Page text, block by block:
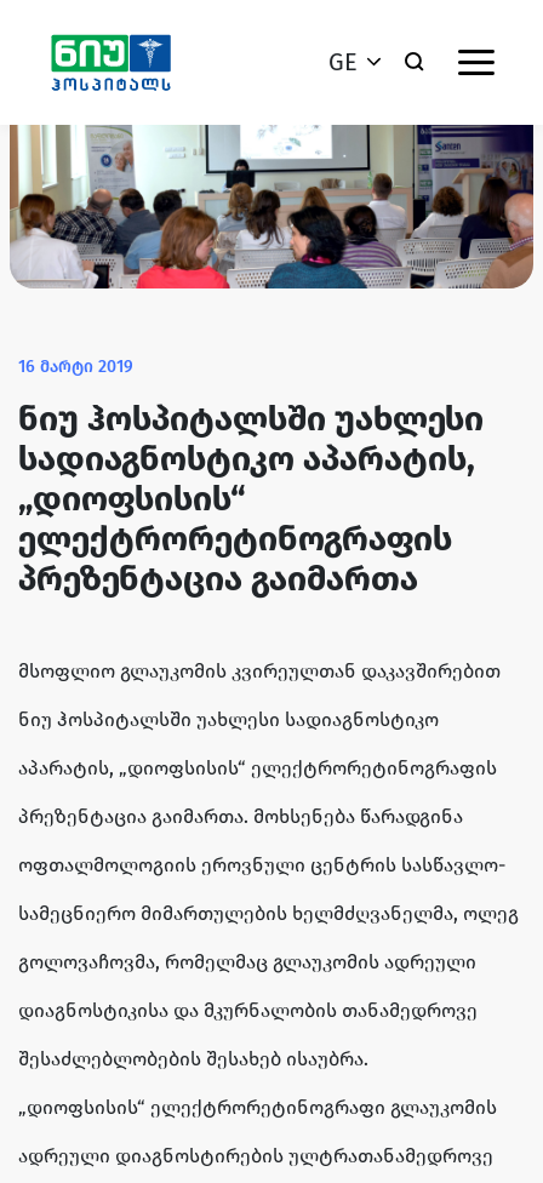
GE
16 მარტი 2019
ნიუ ჰოსპიტალსში უახლესი
სადიაგნოსტიკო აპარატის,
„დიოფსისის“
ელექტრორეტინოგრაფის
პრეზენტაცია გაიმართა
მსოფლიო გლაუკომის კვირეულთან დაკავშირებით
ნიუ ჰოსპიტალსში უახლესი სადიაგნოსტიკო
აპარატის, „დიოფსისის“ ელექტრორეტინოგრაფის
პრეზენტაცია გაიმართა. მოხსენება წარადგინა
ოფთალმოლოგიის ეროვნული ცენტრის სასწავლო-
სამეცნიერო მიმართულების ხელმძღვანელმა, ოლეგ
გოლოვაჩოვმა, რომელმაც გლაუკომის ადრეული
დიაგნოსტიკისა და მკურნალობის თანამედროვე
შესაძლებლობების შესახებ ისაუბრა.
„დიოფსისის“ ელექტრორეტინოგრაფი გლაუკომის
ადრეული დიაგნოსტირების ულტრათანამედროვე